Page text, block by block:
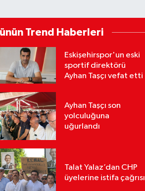
Trend Haberleri
Eskişehirspor'un eski
sportif direktörü
Ayhan Taşçı vefat etti
Ayhan Taşçı son
yolculuğuna
uğurlandı
Talat Yalaz’dan CHP
üyelerine istifa çağrısı